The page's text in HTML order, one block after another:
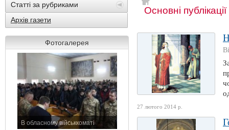
Статті за рубриками
Архів газети
Фотогалерея
В обласному військкоматі
Основні
27 лютого 2014 р.